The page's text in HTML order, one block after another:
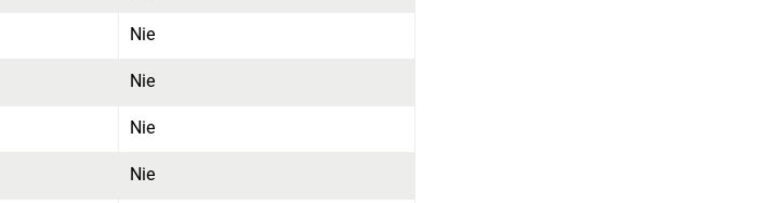
Nie
Nie
Nie
Nie